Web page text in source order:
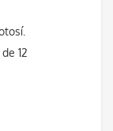
12